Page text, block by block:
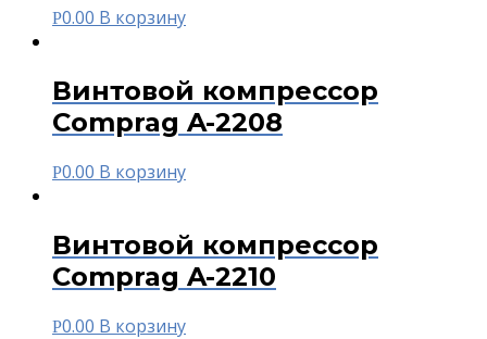
Р0.00 В корзину
Винтовой компрессор
Comprag A-2208
Р0.00 В корзину
Винтовой компрессор
Comprag A-2210
Р0.00 В корзину